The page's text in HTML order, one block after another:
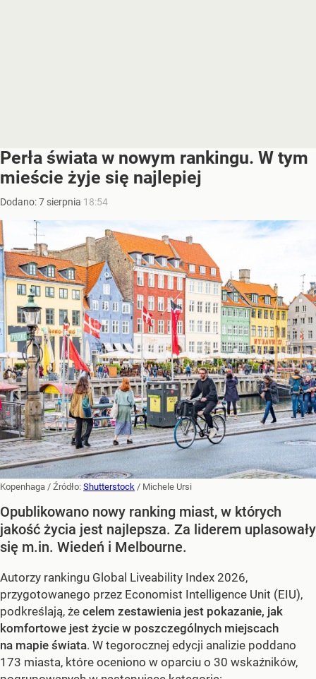
Perła świata w nowym rankingu. W tym
mieście żyje się najlepiej
Dodano:7 sierpnia 18:54
Kopenhaga / Źródło: Shutterstock / Michele Ursi
Opublikowano nowy ranking miast, w których
jakość życia jest najlepsza. Za liderem uplasowały
się m.in. Wiedeń i Melbourne.
Autorzy rankingu Global Liveability Index 2026,
przygotowanego przez Economist Intelligence Unit (EIU),
podkreślają, że celem zestawienia jest pokazanie, jak
komfortowe jest życie w poszczególnych miejscach
na mapie świata. W tegorocznej edycji analizie poddano
173 miasta, które oceniono w oparciu o 30 wskaźników,